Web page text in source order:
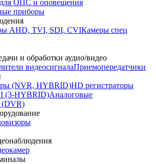
для ОПС и оповещения
приборы
AHD, TVI, SDI, CVIКамеры спец
и обработки аудио/видео
видеосигналаПриемопередатчики
(NVR, HYBRID)HD регистраторы
(3-HYBRID)Аналоговые
(DVR)